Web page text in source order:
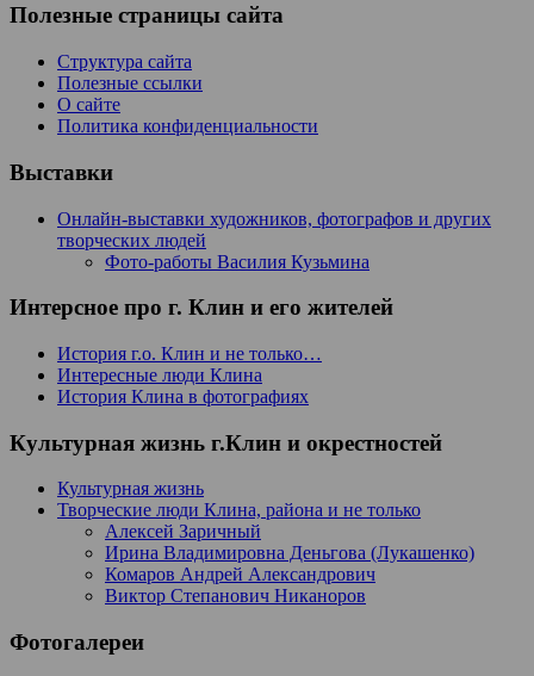
Полезные страницы сайта
Структура сайта
Полезные ссылки
О сайте
Политика конфиденциальности
Выставки
Онлайн-выставки художников, фотографов и других
творческих людей
Фото-работы Василия Кузьмина
Интерсное про г. Клин и его жителей
История г.о. Клин и не только…
Интересные люди Клина
История Клина в фотографиях
Культурная жизнь г.Клин и окрестностей
Культурная жизнь
Творческие люди Клина, района и не только
Алексей Заричный
Ирина Владимировна Деньгова (Лукашенко)
Комаров Андрей Александрович
Виктор Степанович Никаноров
Фотогалереи